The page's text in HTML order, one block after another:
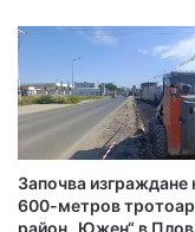
Започва изграждане
600-метров